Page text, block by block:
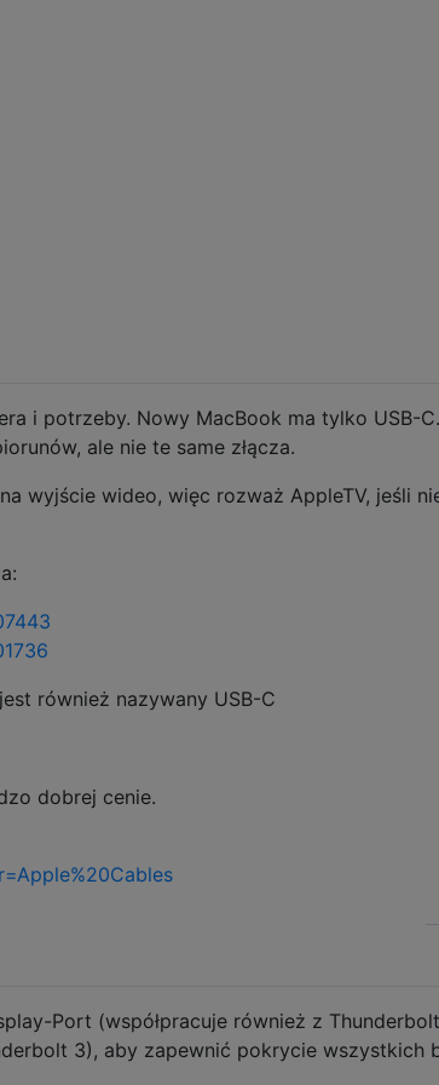
i potrzeby. Nowy MacBook ma tylko USB-C.
ale nie te same złącza.
wyjście wideo, więc rozważ AppleTV, jeśli
również nazywany USB-C
dobrej cenie.
Port (współpracuje również z
3), aby zapewnić pokrycie wszystkich